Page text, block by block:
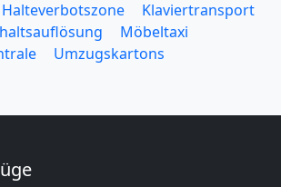
Halteverbotszone
Klaviertransport
Möbeltaxi
Umzugskartons